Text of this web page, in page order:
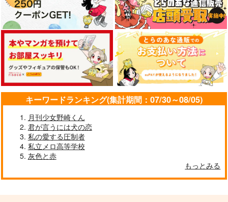
キーワードランキング(集計期間：07/30～08/05)
月刊少女野崎くん
君が言うには犬の恋
私の愛する圧制者
私立メロ高等学校
灰色と赤
もっとみる